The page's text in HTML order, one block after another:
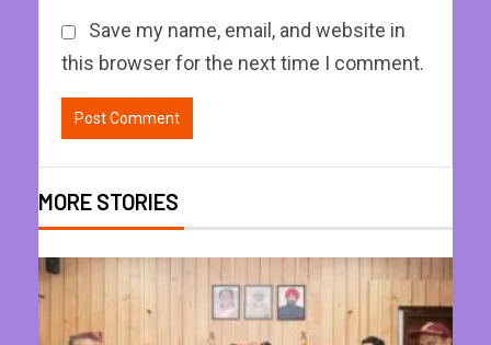
Save my name, email, and website in
this browser for the next time I comment.
MORE STORIES